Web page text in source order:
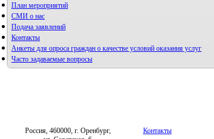
Фотогалерея
План мероприятий
СМИ о нас
Подача заявлений
Контакты
Анкеты для опроса граждан о качестве условий оказания услуг
Часто задаваемые вопросы
Россия, 460000, г. Оренбург,
Контакты